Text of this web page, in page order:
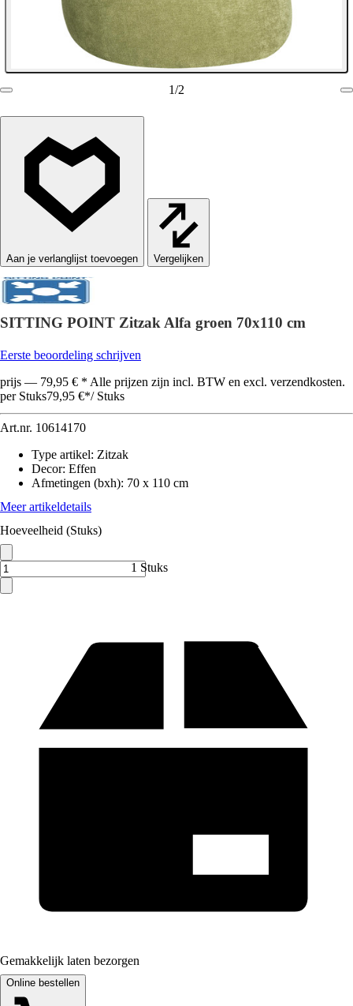
1/2
Vergelijken
SITTING POINT Zitzak Alfa groen 70x110 cm
Eerste beoordeling schrijven
prijs — 79,95 € * Alle prijzen zijn incl. BTW en excl. verzendkosten.
per Stuks79,95 €*/ Stuks
Art.nr. 10614170
Type artikel: Zitzak
Decor: Effen
Afmetingen (bxh): 70 x 110 cm
Meer artikeldetails
Hoeveelheid (Stuks)
1 Stuks
Gemakkelijk laten bezorgen
Online bestellen